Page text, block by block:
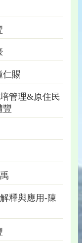
仁賜
管理&原住民
豐
釋與應用-陳